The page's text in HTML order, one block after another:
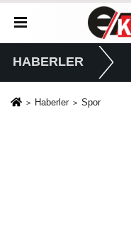
HABERLER
Haberler Spor